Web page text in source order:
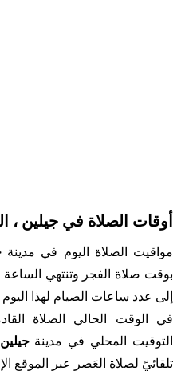
أوقات الصلاة في جيلين ،
مواقيت الصلاة اليوم في مدينة
بوقت صلاة الفجر وتنتهي الساعة
إلى عدد ساعات الصيام لهذا اليوم فأنها 16 ساعة
في الوقت الحالي الصلاة
التوقيت المحلي في مدينةجيلين
تلقائيً لصلاة العَصر عبر الموقع